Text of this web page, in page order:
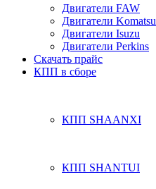
Двигатели FAW
Двигатели Komatsu
Двигатели Isuzu
Двигатели Perkins
Скачать прайс
КПП в сборе
КПП SHAANXI
КПП SHANTUI